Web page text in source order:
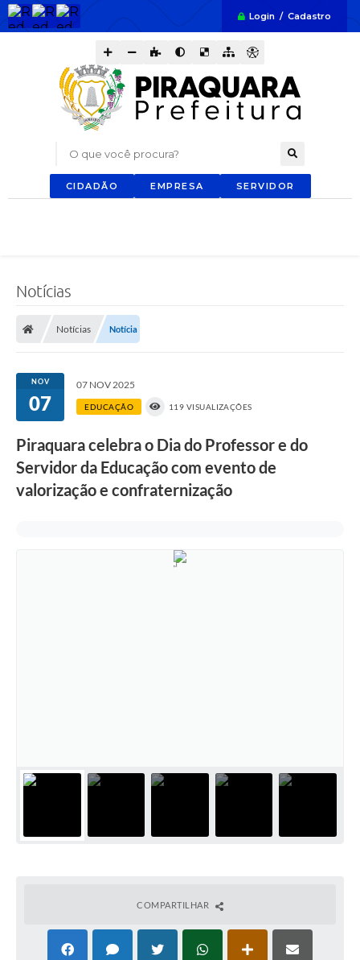
Login / Cadastro
O que você procura?
CIDADÃO EMPRESA SERVIDOR
Notícias
Notícias Notícia
NOV
07
07 NOV 2025
EDUCAÇÃO 119 VISUALIZAÇÕES
Piraquara celebra o Dia do Professor e do
Servidor da Educação com evento de
valorização e confraternização
COMPARTILHAR